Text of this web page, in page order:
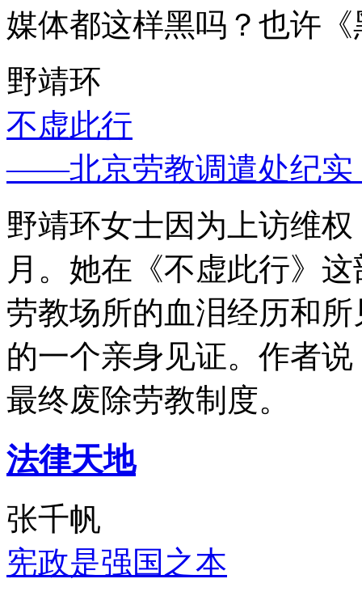
媒体都这样黑吗？也许
野靖环
不虚此行
——北京劳教调遣处纪实
野靖环女士因为上访维
月。她在《不虚此行》
劳教场所的血泪经历和
的一个亲身见证。作者
最终废除劳教制度。
法律天地
张千帆
宪政是强国之本